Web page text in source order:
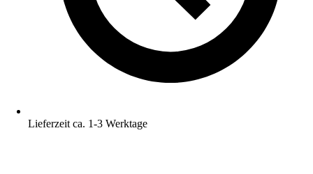
Lieferzeit ca. 1-3 Werktage